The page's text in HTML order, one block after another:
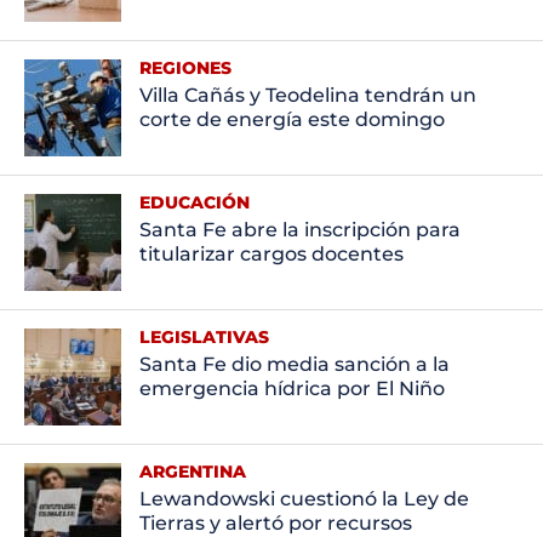
REGIONES
Villa Cañás y Teodelina tendrán un
corte de energía este domingo
EDUCACIÓN
Santa Fe abre la inscripción para
titularizar cargos docentes
LEGISLATIVAS
Santa Fe dio media sanción a la
emergencia hídrica por El Niño
ARGENTINA
Lewandowski cuestionó la Ley de
Tierras y alertó por recursos